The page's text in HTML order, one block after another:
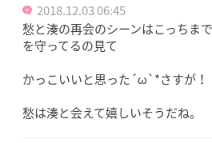
2018.12.03 06:45
愁と湊の再会のシーンはこっちま
を守ってるの見て
かっこいいと思った´ω`*さすが！
愁は湊と会えて嬉しいそうだね。